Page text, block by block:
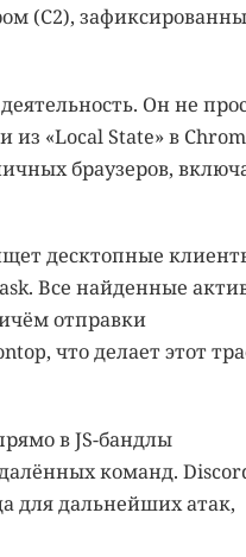
(C2),
Он не
«Local State» в
браузеров,
десктопные
Все найденные
отправки
что делает этот
в JS-бандлы
команд.
для дальнейших атак,